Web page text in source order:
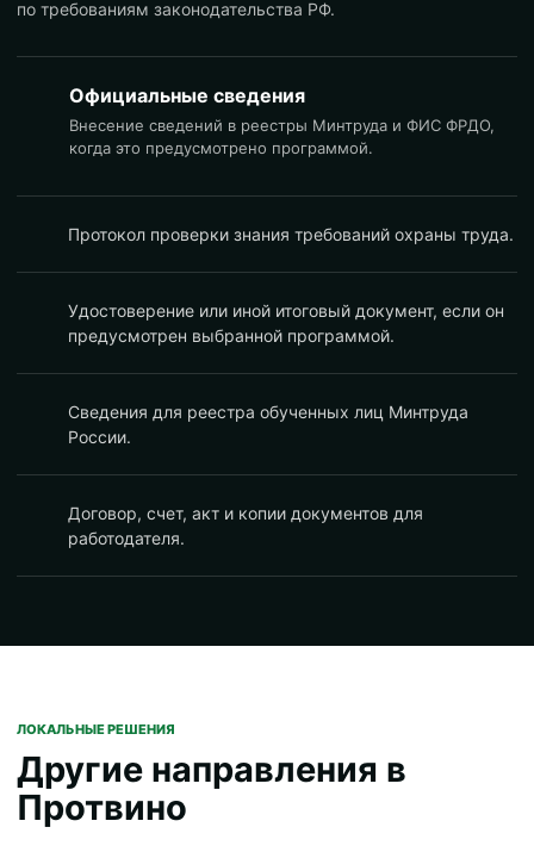
по требованиям законодательства РФ.
Официальные сведения
Внесение сведений в реестры Минтруда и ФИС ФРДО,
когда это предусмотрено программой.
Протокол проверки знания требований охраны труда.
Удостоверение или иной итоговый документ, если он
предусмотрен выбранной программой.
Сведения для реестра обученных лиц Минтруда
России.
Договор, счет, акт и копии документов для
работодателя.
ЛОКАЛЬНЫЕ РЕШЕНИЯ
Другие направления в
Протвино